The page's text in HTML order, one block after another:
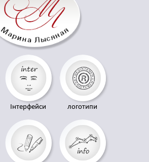
Інтерфейси логотипи